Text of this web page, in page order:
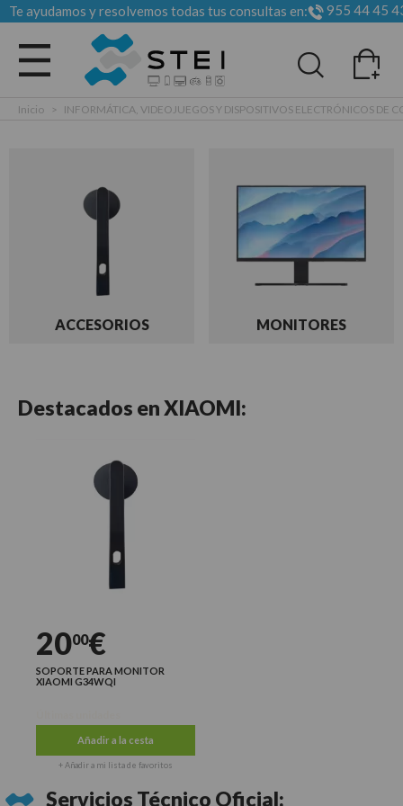
Te ayudamos y resolvemos todas tus consultas en: 955 44 45
Todas las categorias
Inicio > INFORMÁTICA, VIDEOJUEGOS Y DISPOSITIVOS ELECTRÓNICOS DE
ACCESORIOS MONITORES
Destacados enXIAOMI:
2000€
SOPORTE PARA MONITOR
XIAOMI G34WQI
Añadir a la cesta
+ Añadir a mi lista de favoritos
Servicios Técnico Oficial: